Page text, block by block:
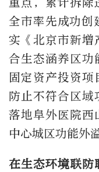
重点，累计拆
全市率先成功
实《北京市新增
合生态涵养区功
固定资产投资项
防止不符合区域
落地阜外医院西
中心城区功能外溢
在生态环境联防